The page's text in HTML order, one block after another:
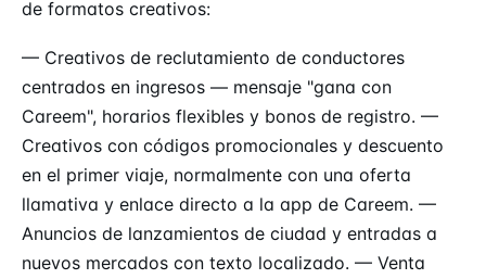
de formatos creativos:
— Creativos de reclutamiento de conductores
centrados en ingresos — mensaje "gana con
Careem", horarios flexibles y bonos de registro. —
Creativos con códigos promocionales y descuento
en el primer viaje, normalmente con una oferta
llamativa y enlace directo a la app de Careem. —
Anuncios de lanzamientos de ciudad y entradas a
nuevos mercados con texto localizado. — Venta